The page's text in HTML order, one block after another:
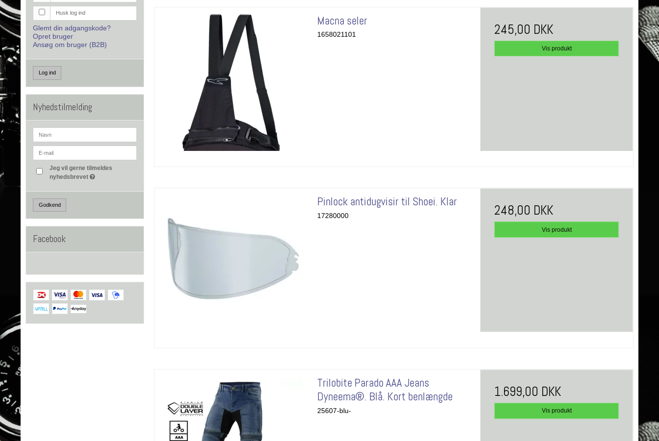
Husk log ind
Glemt din adgangskode?
Opret bruger
Ansøg om bruger (B2B)
Log ind
Nyhedstilmelding
Jeg vil gerne tilmeldes
nyhedsbrevet
Godkend
Facebook
Macna seler
1658021101 245,00 DKK
Vis produkt
Pinlock antidugvisir til Shoei. Klar
17280000 248,00 DKK
Vis produkt
Trilobite Parado AAA Jeans
Dyneema®. Blå. Kort benlængde
25607-blu-
1.699,00 DKK
Vis produkt